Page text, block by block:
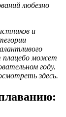
любезно
и
плацебо может
году.
здесь.